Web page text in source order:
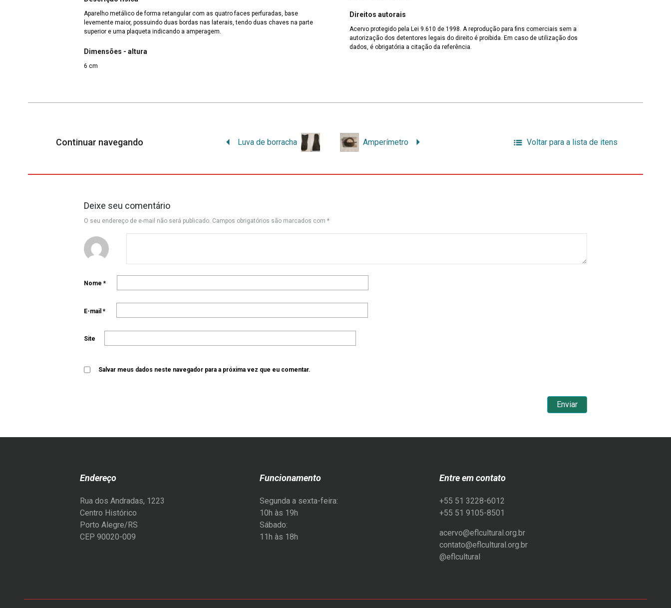
Aparelho metálico de forma retangular com as quatro faces perfuradas, base
levemente maior, possuindo duas bordas nas laterais, tendo duas chaves na parte
superior e uma plaqueta indicando a amperagem.
Dimensões - altura
6 cm
Direitos autorais
Acervo protegido pela Lei 9.610 de 1998. A reprodução para fins comerciais sem a
autorização dos detentores legais do direito é proibida. Em caso de utilização dos
dados, é obrigatória a citação da referência.
Continuar navegando Luva de borracha Amperímetro Voltar para a lista de itens
Deixe seu comentário
O seu endereço de e-mail não será publicado. Campos obrigatórios são marcados com *
Nome *
E-mail *
Site
Salvar meus dados neste navegador para a próxima vez que eu comentar.
Endereço
Rua dos Andradas, 1223
Centro Histórico
Porto Alegre/RS
CEP 90020-009
Funcionamento
Segunda a sexta-feira:
10h às 19h
Sábado:
11h às 18h
Entre em contato
+55 51 3228-6012
+55 51 9105-8501
acervo@eflcultural.org.br
contato@eflcultural.org.br
@eflcultural